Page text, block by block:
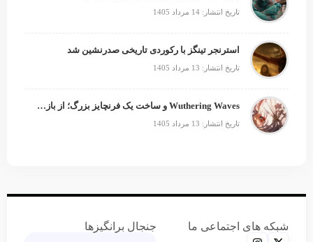
تاریخ انتشار: 14 مرداد 1405
استرنجر تینگز با رکوردی تاریخی صدرنشین شد
تاریخ انتشار: 13 مرداد 1405
Wuthering Waves و ساخت یک فرنچایز بزرگ؛ از بازی تا انیمه
تاریخ انتشار: 13 مرداد 1405
شبکه های اجتماعی ما جنجال برانگیزها